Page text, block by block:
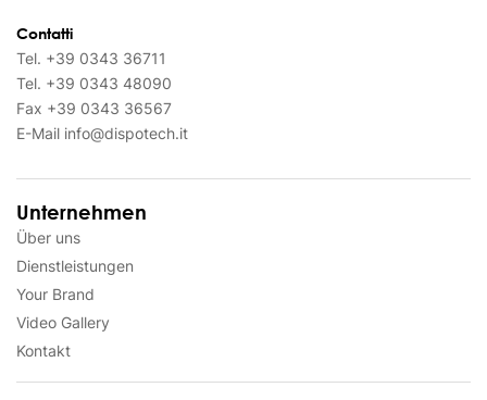
Contatti
Tel. +39 0343 36711
Tel. +39 0343 48090
Fax +39 0343 36567
E-Mail info@dispotech.it
Unternehmen
Über uns
Dienstleistungen
Your Brand
Video Gallery
Kontakt